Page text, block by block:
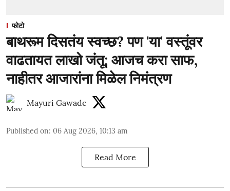
फोटो
बाथरूम दिसतंय स्वच्छ? पण 'या' वस्तूंवर
वाढतायत लाखो जंतू; आजच करा साफ,
नाहीतर आजारांना मिळेल निमंत्रण
Mayuri Gawade
Published on: 06 Aug 2026, 10:13 am
Read More